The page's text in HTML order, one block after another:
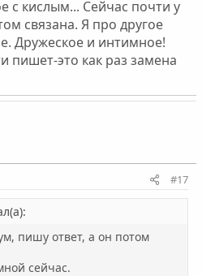
с кислым... Сейчас почти у
связана. Я про другое
Дружеское и интимное!
пишет-это как раз замена
#17
пишу ответ, а он потом
сейчас.